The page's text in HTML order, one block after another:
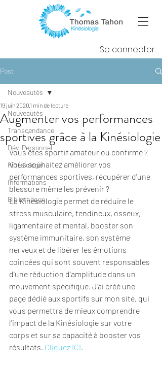
Se connecter
Post
Nouveautés
Transcendance
Dév. Personnel
Kinésiologie
Informations
Bibliothèque
Nouveautés
Augmenter vos performances
sportives grâce à la Kinésiologie
19 juin 2020 1 min de lecture
Vous êtes sportif amateur ou confirmé ?
Vous souhaitez améliorer vos
performances sportives, récupérer d'une
blessure même les prévenir ?
La Kinésiologie permet de réduire le
stress musculaire, tendineux, osseux,
ligamentaire et mental, booster son
système immunitaire, son système
nerveux et de libérer les émotions
coincées qui sont souvent responsables
d'une réduction d'amplitude dans un
mouvement spécifique. J'ai créé une
page dédié aux sportifs sur mon site, qui
vous permettra de mieux comprendre
l'impact de la Kinésiologie sur votre
corps et sur sa capacité à booster vos
résultats. Cliquez ICI.